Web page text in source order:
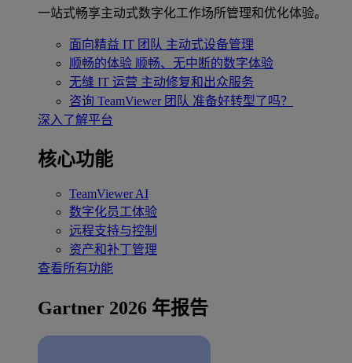
一站式畅享主动式数字化工作场所管理和优化体验。
面向精益 IT 团队 主动式设备管理
顺畅的体验 顺畅、无中断的数字体验
无缝 IT 运营 主动修复和出众服务
咨询 TeamViewer 团队 准备好转型了吗？
深入了解平台
核心功能
TeamViewer AI
数字化员工体验
远程支持与控制
资产和补丁管理
查看所有功能
Gartner 2026 年报告